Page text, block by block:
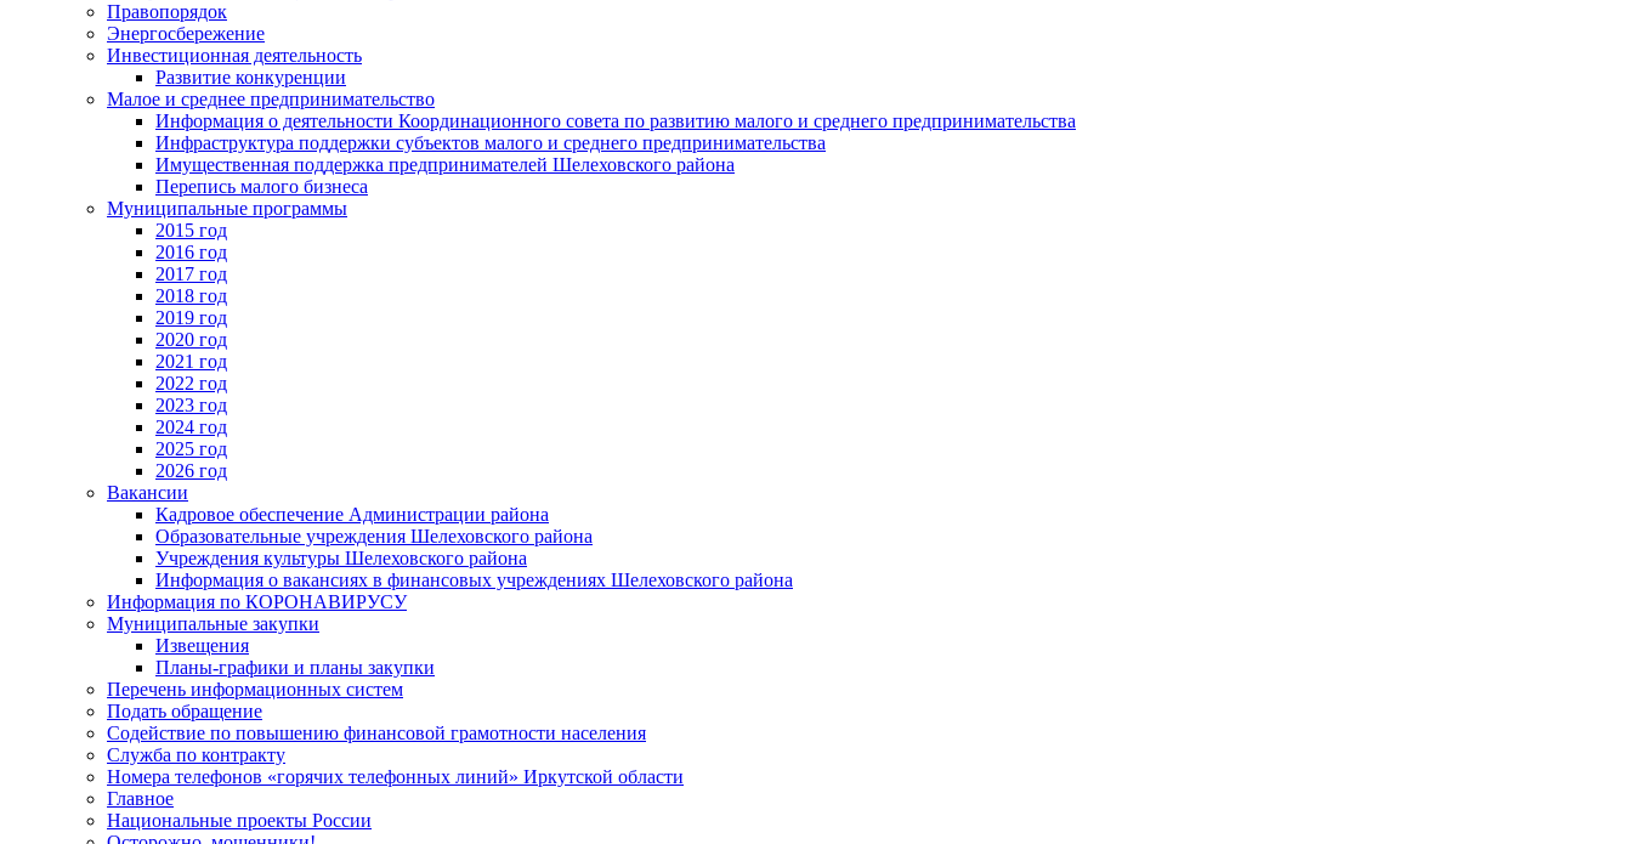
Правопорядок
Энергосбережение
Инвестиционная деятельность
Развитие конкуренции
Малое и среднее предпринимательство
Информация о деятельности Координационного совета по развитию малого и среднего предпринимательства
Инфраструктура поддержки субъектов малого и среднего предпринимательства
Имущественная поддержка предпринимателей Шелеховского района
Перепись малого бизнеса
Муниципальные программы
2015 год
2016 год
2017 год
2018 год
2019 год
2020 год
2021 год
2022 год
2023 год
2024 год
2025 год
2026 год
Вакансии
Кадровое обеспечение Администрации района
Образовательные учреждения Шелеховского района
Учреждения культуры Шелеховского района
Информация о вакансиях в финансовых учреждениях Шелеховского района
Информация по КОРОНАВИРУСУ
Муниципальные закупки
Извещения
Планы-графики и планы закупки
Перечень информационных систем
Подать обращение
Содействие по повышению финансовой грамотности населения
Служба по контракту
Номера телефонов «горячих телефонных линий» Иркутской области
Главное
Национальные проекты России